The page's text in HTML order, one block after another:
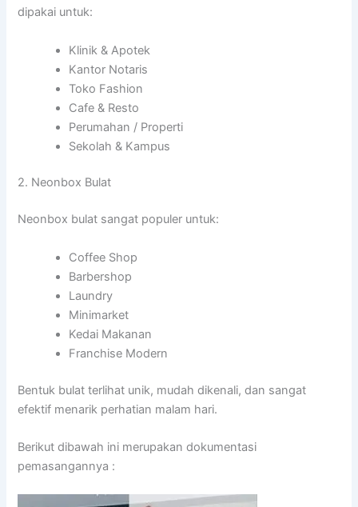
dipakai untuk:
Klinik & Apotek
Kantor Notaris
Toko Fashion
Cafe & Resto
Perumahan / Properti
Sekolah & Kampus
2. Neonbox Bulat
Neonbox bulat sangat populer untuk:
Coffee Shop
Barbershop
Laundry
Minimarket
Kedai Makanan
Franchise Modern
Bentuk bulat terlihat unik, mudah dikenali, dan sangat
efektif menarik perhatian malam hari.
Berikut dibawah ini merupakan dokumentasi
pemasangannya :